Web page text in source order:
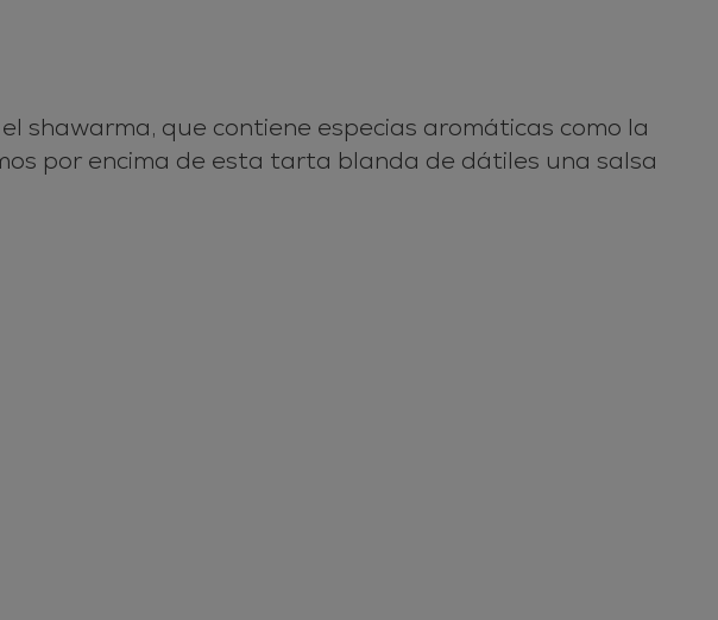
shawarma, que contiene especias aromáticas como la
por encima de esta tarta blanda de dátiles una salsa